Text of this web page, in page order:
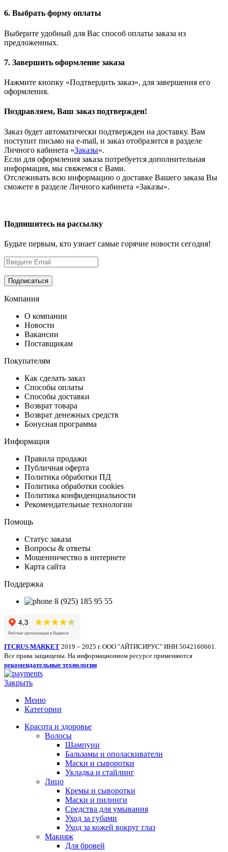
6. Выбрать форму оплаты
Выберите удобный для Вас способ оплаты заказа из
предложенных.
7. Завершить оформление заказа
Нажмите кнопку «Подтвердить заказ», для завершения его
оформления.
Поздравляем, Ваш заказ подтвержден!
Заказ будет автоматически подтвержден на доставку. Вам
поступит письмо на e-mail, и заказ отобразится в разделе
Личного кабинета «Заказы».
Если для оформления заказа потребуется дополнительная
информация, мы свяжемся с Вами.
Отслеживать всю информацию о доставке Вашего заказа Вы
сможете в разделе Личного кабинета «Заказы».
Подпишитесь на рассылку
Будьте первым, кто узнает самые горячие новости сегодня!
Компания
О компании
Новости
Вакансии
Поставщикам
Покупателям
Как сделать заказ
Способы оплаты
Способы доставки
Возврат товара
Возврат денежных средств
Бонусная программа
Информация
Правила продажи
Публичная оферта
Политика обработки ПД
Политика обработки cookies
Политика конфиденциальности
Рекомендательные технологии
Помощь
Статус заказа
Вопросы & ответы
Мошенничество в интернете
Карта сайта
Поддержка
8 (925) 185 95 55
ITCRUS MARKET 2019 – 2025 г. ООО "АЙТИСИРУС" ИНН 5042160661.
Все права защищены. На информационном ресурсе применяются
рекомендательные технологии
Закрыть
Меню
Категории
Красота и здоровье
Волосы
Шампуни
Бальзамы и ополаскиватели
Маски и сыворотки
Укладка и стайлинг
Лицо
Кремы и сыворотки
Маски и пилинги
Средства для умывания
Уход за губами
Уход за кожей вокруг глаз
Макияж
Для бровей